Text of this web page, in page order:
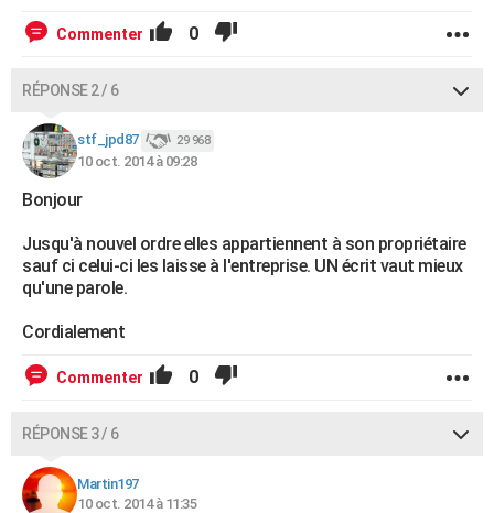
Commenter 0
RÉPONSE 2 / 6
stf_jpd87 29 968
10 oct. 2014 à 09:28
Bonjour
Jusqu'à nouvel ordre elles appartiennent à son propriétaire
sauf ci celui-ci les laisse à l'entreprise. UN écrit vaut mieux
qu'une parole.
Cordialement
Commenter 0
RÉPONSE 3 / 6
Martin197
10 oct. 2014 à 11:35